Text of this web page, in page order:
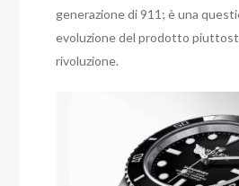
generazione di 911; è una
evoluzione del prodotto
rivoluzione.